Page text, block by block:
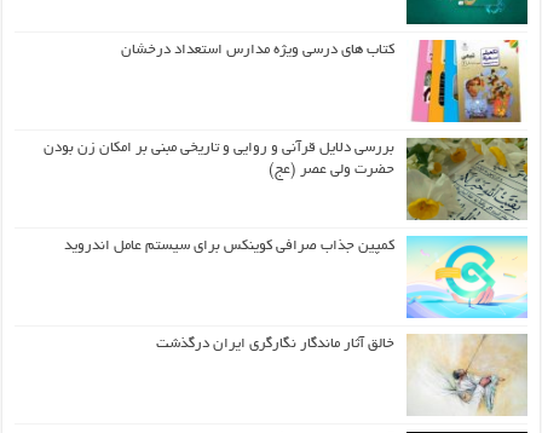
کتاب های درسی ویژه مدارس استعداد درخشان
بررسی دلایل قرآنی و روایی و تاریخی مبنی بر امکان زن بودن
حضرت ولی عصر (عج)
کمپین جذاب صرافی کوینکس برای سیستم عامل اندروید
خالق آثار ماندگار نگارگری ایران درگذشت